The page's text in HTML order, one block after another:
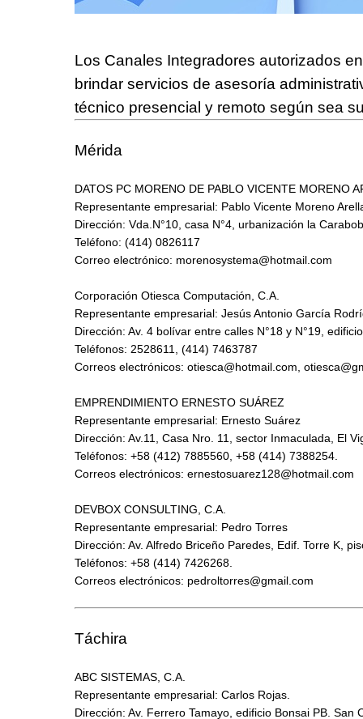
Los Canales Integradores autorizados
brindar servicios de asesoría
técnico presencial y remoto según sea
Mérida
DATOS PC MORENO DE PABLO VICENTE MORENO
Representante empresarial: Pablo Vicente Moreno
Dirección: Vda.N°10, casa N°4, urbanización la
Teléfono: (414) 0826117
Correo electrónico: morenosystema@hotmail.com
Corporación Otiesca Computación, C.A.
Representante empresarial: Jesús Antonio García
Dirección: Av. 4 bolívar entre calles N°18 y N°19,
Teléfonos: 2528611, (414) 7463787
Correos electrónicos: otiesca@hotmail.com
EMPRENDIMIENTO ERNESTO SUÁREZ
Representante empresarial: Ernesto Suárez
Dirección: Av.11, Casa Nro. 11, sector Inmaculada, El
Teléfonos: +58 (412) 7885560, +58 (414) 7388254.
Correos electrónicos: ernestosuarez128@hotmail.com
DEVBOX CONSULTING, C.A.
Representante empresarial: Pedro Torres
Dirección: Av. Alfredo Briceño Paredes, Edif. Torre K,
Teléfonos: +58 (414) 7426268.
Correos electrónicos: pedroltorres@gmail.com
Táchira
ABC SISTEMAS, C.A.
Representante empresarial: Carlos Rojas.
Dirección: Av. Ferrero Tamayo, edificio Bonsai PB. San